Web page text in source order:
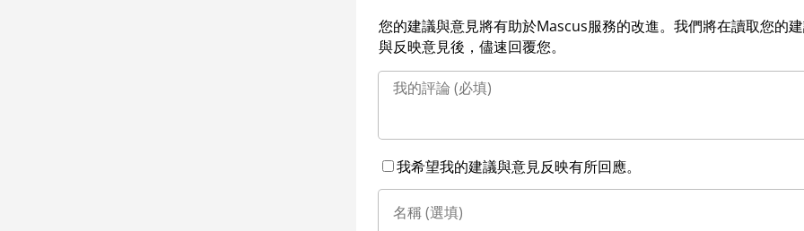
您的建議與意見將有助於Mascus服務的改進。我們將在讀取您的
與反映意見後，儘速回覆您。
我希望我的建議與意見反映有所回應。